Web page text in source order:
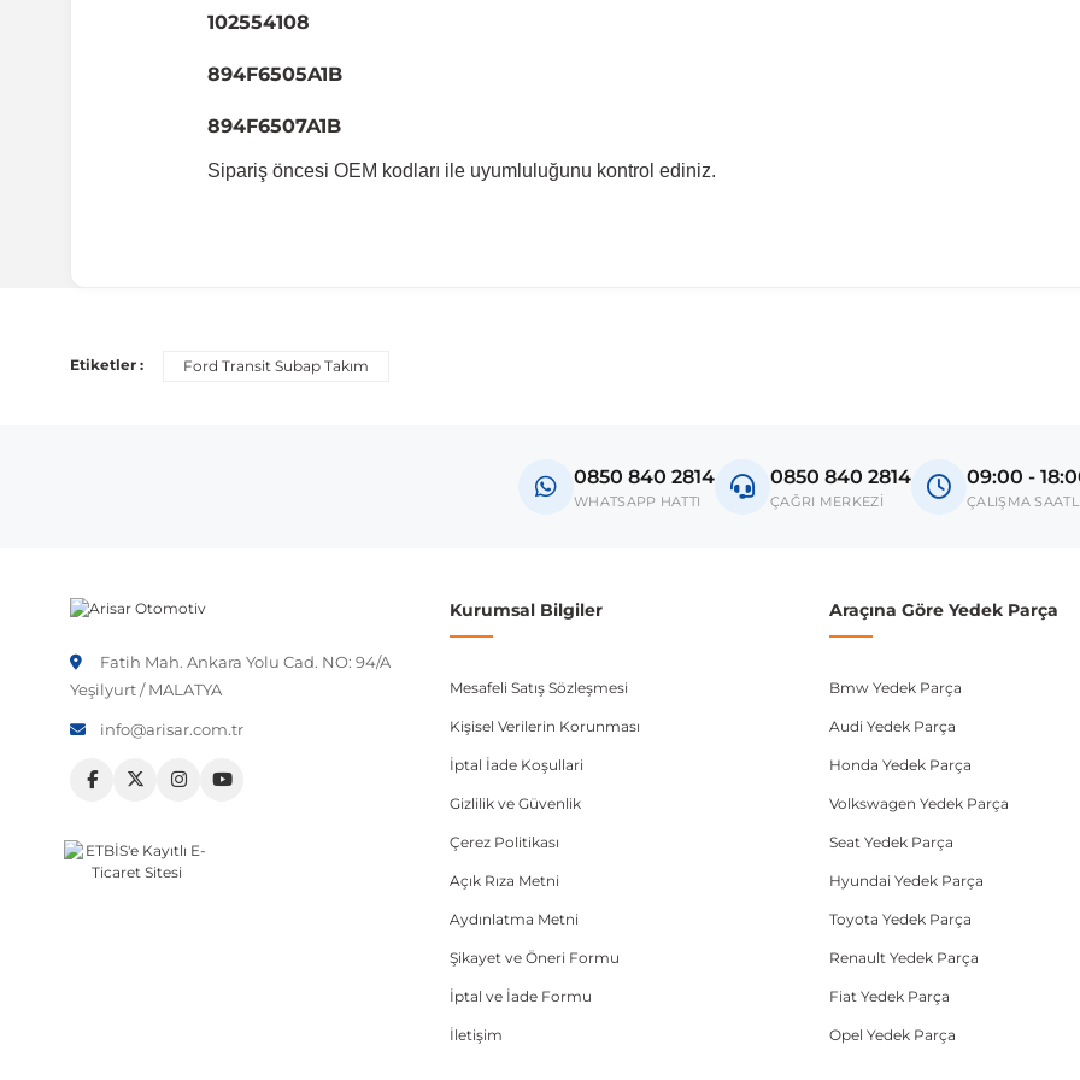
102554108
894F6505A1B
894F6507A1B
Sipariş öncesi OEM kodları ile uyumluluğunu kontrol ediniz.
Etiketler : Ford Transit Subap Takım
0850 840 2814
WHATSAPP HATTI
0850 840 2814
ÇAĞRI MERKEZİ
09:00 -
ÇALIŞMA
Fatih Mah. Ankara Yolu Cad. NO: 94/A
Yeşilyurt / MALATYA
info@arisar.com.tr
Kurumsal Bilgiler
Mesafeli Satış Sözleşmesi
Kişisel Verilerin Korunması
İptal İade Koşullari
Gizlilik ve Güvenlik
Çerez Politikası
Açık Rıza Metni
Aydınlatma Metni
Şikayet ve Öneri Formu
İptal ve İade Formu
İletişim
Araçına Göre Yedek Parça
Bmw Yedek Parça
Audi Yedek Parça
Honda Yedek Parça
Volkswagen Yedek Parça
Seat Yedek Parça
Hyundai Yedek Parça
Toyota Yedek Parça
Renault Yedek Parça
Fiat Yedek Parça
Opel Yedek Parça